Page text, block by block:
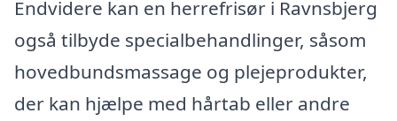
Endvidere kan en herrefrisør i Ravnsbjerg
også tilbyde specialbehandlinger, såsom
hovedbundsmassage og plejeprodukter,
der kan hjælpe med hårtab eller andre